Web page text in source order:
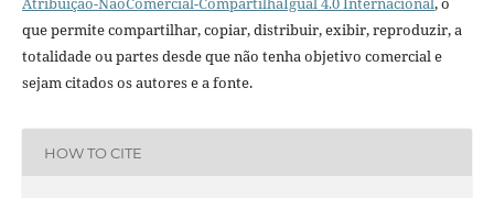
que permite compartilhar, copiar, distribuir, exibir, reproduzir, a
totalidade ou partes desde que não tenha objetivo comercial e
sejam citados os autores e a fonte.
HOW TO CITE